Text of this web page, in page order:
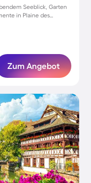
Seeblick, Garten
in Plaine des
Zum Angebot